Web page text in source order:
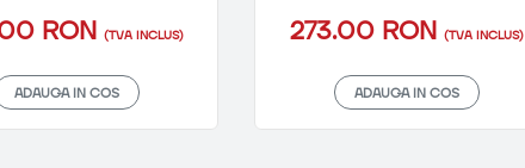
RON (TVA INCLUS)
ADAUGA IN COS
273.00 RON (TVA INCLUS)
ADAUGA IN COS